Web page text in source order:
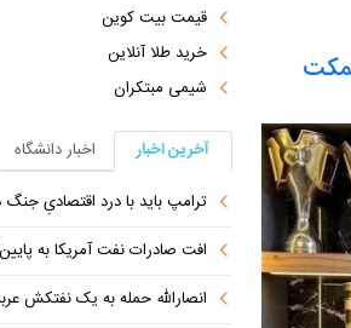
قیمت بیت کوین
خرید طلا آنلاین
شیمی مبتکران
آخرین اخبار
اخبار دانشگاه
ترامپ باید با درد اقتصادیِ
افت صادرات نفت آمریکا به پایین‌ترین
انصارالله حمله به یک نفتکش